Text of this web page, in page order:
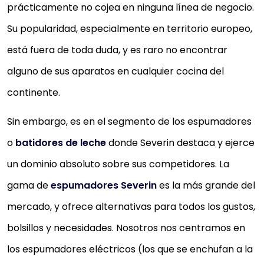
prácticamente no cojea en ninguna línea de negocio.
Su popularidad, especialmente en territorio europeo,
está fuera de toda duda, y es raro no encontrar
alguno de sus aparatos en cualquier cocina del
continente.
Sin embargo, es en el segmento de los espumadores
o batidores de lechedonde Severin destaca y ejerce
un dominio absoluto sobre sus competidores. La
gama deespumadores Severines la más grande del
mercado, y ofrece alternativas para todos los gustos,
bolsillos y necesidades. Nosotros nos centramos en
los espumadores eléctricos (los que se enchufan a la